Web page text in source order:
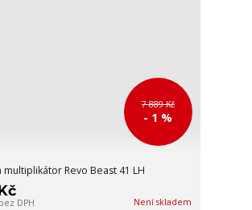
7 889 Kč
- 1 %
multiplikátor Revo Beast 41 LH
bez DPH Není skladem